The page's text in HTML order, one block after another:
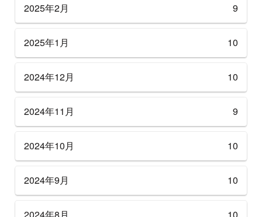
2025年2月 9
2025年1月 10
2024年12月 10
2024年11月 9
2024年10月 10
2024年9月 10
2024年8月 10